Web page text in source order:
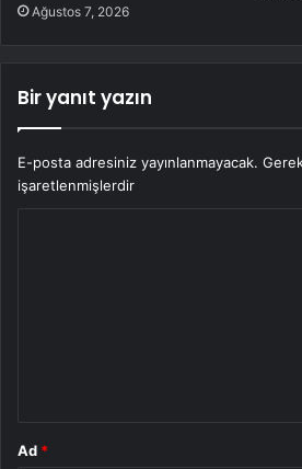
Ağustos 7, 2026
Bir yanıt yazın
E-posta adresiniz yayınlanmayacak.
işaretlenmişlerdir
Ad *